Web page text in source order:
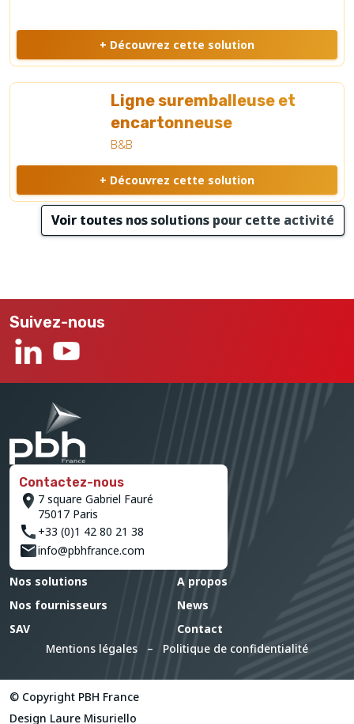
+ Découvrez cette solution
Ligne suremballeuse et
encartonneuse
B&B
+ Découvrez cette solution
Voir toutes nos solutions pour cette activité
Suivez-nous
Contactez-nous
7 square Gabriel Fauré
75017 Paris
+33 (0)1 42 80 21 38
info@pbhfrance.com
Nos solutions
Nos fournisseurs
SAV
A propos
News
Contact
Mentions légales – Politique de confidentialité
© Copyright PBH France
Design Laure Misuriello